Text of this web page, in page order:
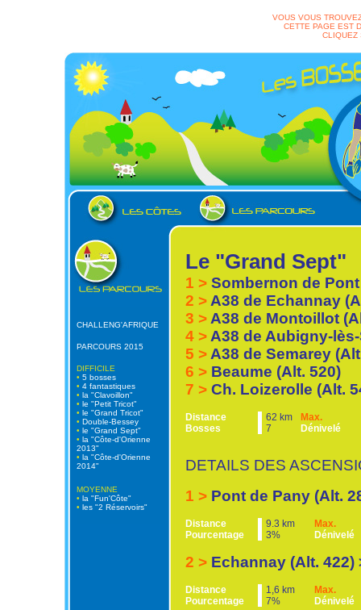
VOUS VOUS
CETTE PAGE EST
CLIQUEZ
CHALLENG'AFRIQUE
PARCOURS 2015
DIFFICILE
• 5 bosses
• 4 fantastiques
• la "Clavoillon"
• le "Petit Tricot"
• le "Grand Tricot"
• Double-Bessey
• le "Grand Sept"
• la "Côte-d'Orienne
2013"
• la "Côte-d'Orienne
2014"
MOYENNE
• la "Fun'Côte"
• les "2 Réservoirs"
Le "Grand Sept"
1 > Sombernon de
2 > A38 de Echannay
3 > A38 de Montoillot
4 > A38 de Aubigny-
5 > A38 de Semarey
6 > Beaume (Alt. 520)
7 > Ch. Loizerolle (Alt.
Distance 62 km
Max.
Bosses
7 Dénivelé
DETAILS DES
1 > Pont de Pany (Alt.
Distance 9.3 km
Max.
Pourcentage
3% Dénivelé
2 > Echannay (Alt. 422)
Distance 1,6 km
Max.
Pourcentage
7% Dénivelé